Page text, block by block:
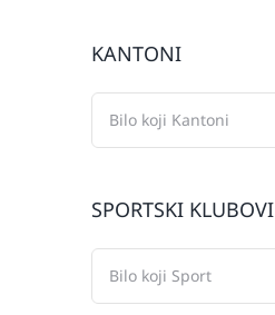
KANTONI
SPORTSKI KLUBOVI